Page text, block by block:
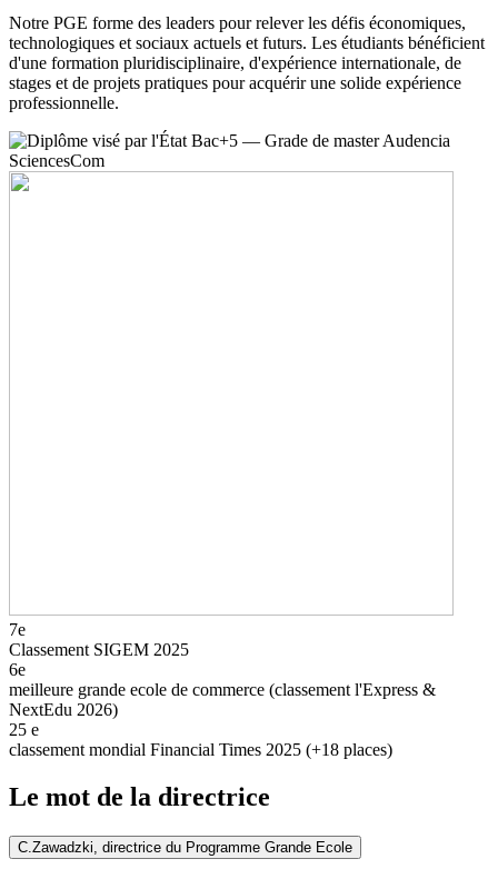
Notre PGE forme des leaders pour relever les défis économiques,
technologiques et sociaux actuels et futurs. Les étudiants bénéficient
d'une formation pluridisciplinaire, d'expérience internationale, de
stages et de projets pratiques pour acquérir une solide expérience
professionnelle.
7e
Classement SIGEM 2025
6e
meilleure grande ecole de commerce (classement l'Express &
NextEdu 2026)
25 e
classement mondial Financial Times 2025 (+18 places)
Le mot de la directrice
C.Zawadzki, directrice du Programme Grande Ecole